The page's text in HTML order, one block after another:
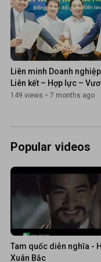
Liên minh Doanh nghiệp
Liên kết – Hợp lực –
tầm Quốc gia & Quốc tế
149 views • 7 months ago
Popular videos
Tam quốc diễn nghĩa -
Xuân Bắc